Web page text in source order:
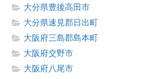
大分県豊後高田市
大分県速見郡日出町
大阪府三島郡島本町
大阪府交野市
大阪府八尾市